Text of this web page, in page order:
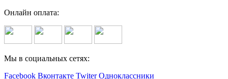
Онлайн оплата:
Мы в социальных сетях:
Facebook Вконтакте Twiter Одноклассники